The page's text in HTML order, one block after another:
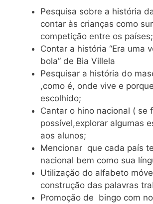
Pesquisa sobre a história
contar às crianças como
competição entre os países;
Contar a história “Era uma
bola” de Bia Villela
Pesquisar a história do
,como é, onde vive e
escolhido;
Cantar o hino nacional ( se
possível,explorar algumas
aos alunos;
Mencionar que cada país
nacional bem como sua
Utilização do alfabeto
construção das palavras
Promoção de bingo com